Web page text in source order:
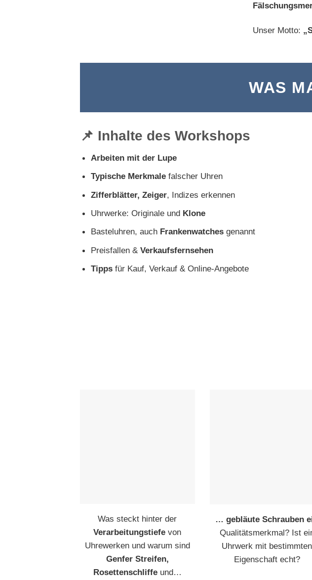
Unser Motto:
WAS
📌 Inhalte des Workshops
Arbeiten mit der Lupe
Typische Merkmale falscher Uhren
Zifferblätter, Zeiger, Indizes erkennen
Uhrwerke: Originale und Klone
Basteluhren, auch Frankenwatches genannt
Preisfallen &Verkaufsfernsehen
Tipps für Kauf, Verkauf & Online-Angebote
Was steckt hinter der
Verarbeitungstiefe von
Uhrewerken und warum sind
Genfer Streifen,
Rosettenschliffeund…
… gebläute Schrauben
Qualitätsmerkmal? Ist
Uhrwerk mit bestimmten
Eigenschaft echt?